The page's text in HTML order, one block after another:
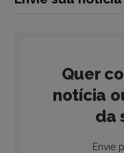
Quer
notícia
da
Envie